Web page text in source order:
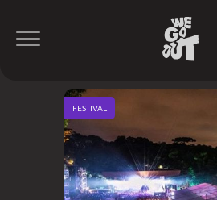
FESTIVAL